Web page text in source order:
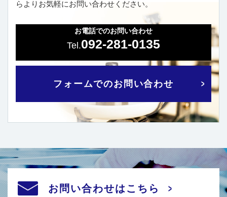
らよりお気軽にお問い合わせください。
お電話でのお問い合わせ
092-281-0135
フォームでのお問い合わせ
お問い合わせはこちら